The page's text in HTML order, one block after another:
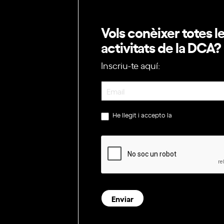
Vols conèixer totes
activitats de la DCA?
Inscriu-te aquí:
He llegit i accepto la
Enviar